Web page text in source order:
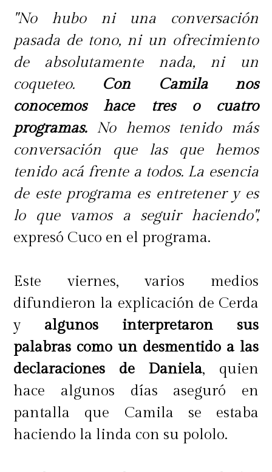
"No hubo ni una conversación
pasada de tono, ni un ofrecimiento
de absolutamente nada, ni un
coqueteo. Con Camila nos
conocemos hace tres o cuatro
programas.No hemos tenido más
conversación que las que hemos
tenido acá frente a todos. La esencia
de este programa es entretener y es
lo que vamos a seguir haciendo",
expresó Cuco en el programa.
Este viernes, varios medios
difundieron la explicación de Cerda
yalgunos interpretaron sus
palabras como un desmentido a las
declaraciones de Daniela, quien
hace algunos días aseguró en
pantalla que Camila se estaba
haciendo la linda con su pololo.